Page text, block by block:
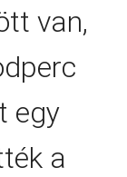
van,
egy
a